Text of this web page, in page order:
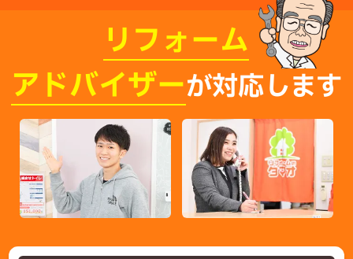
リフォーム
アドバイザーが対応します